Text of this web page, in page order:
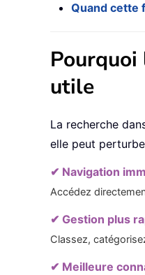
Quand cette
utile
La recherche
elle peut
✔ Navigation
Accédez
✔ Gestion plus
Classez,
✔ Meilleure